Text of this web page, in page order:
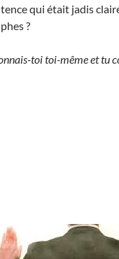
qui était jadis
?
toi toi-même et tu